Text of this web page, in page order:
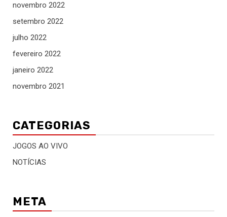
novembro 2022
setembro 2022
julho 2022
fevereiro 2022
janeiro 2022
novembro 2021
CATEGORIAS
JOGOS AO VIVO
NOTÍCIAS
META